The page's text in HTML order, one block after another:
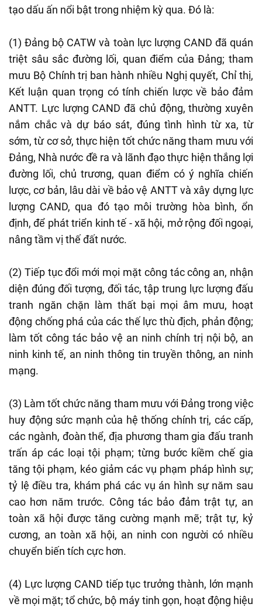
tạo dấu ấn nổi bật trong nhiệm kỳ qua. Đó là:
(1) Đảng bộ CATW và toàn lực lượng CAND đã quán
triệt sâu sắc đường lối, quan điểm của Đảng; tham
mưu Bộ Chính trị ban hành nhiều Nghị quyết, Chỉ thị,
Kết luận quan trọng có tính chiến lược về bảo đảm
ANTT. Lực lượng CAND đã chủ động, thường xuyên
nắm chắc và dự báo sát, đúng tình hình từ xa, từ
sớm, từ cơ sở, thực hiện tốt chức năng tham mưu với
Đảng, Nhà nước đề ra và lãnh đạo thực hiện thắng lợi
đường lối, chủ trương, quan điểm có ý nghĩa chiến
lược, cơ bản, lâu dài về bảo vệ ANTT và xây dựng lực
lượng CAND, qua đó tạo môi trường hòa bình, ổn
định, để phát triển kinh tế - xã hội, mở rộng đối ngoại,
nâng tầm vị thế đất nước.
(2) Tiếp tục đổi mới mọi mặt công tác công an, nhận
diện đúng đối tượng, đối tác, tập trung lực lượng đấu
tranh ngăn chặn làm thất bại mọi âm mưu, hoạt
động chống phá của các thế lực thù địch, phản động;
làm tốt công tác bảo vệ an ninh chính trị nội bộ, an
ninh kinh tế, an ninh thông tin truyền thông, an ninh
mạng.
(3) Làm tốt chức năng tham mưu với Đảng trong việc
huy động sức mạnh của hệ thống chính trị, các cấp,
các ngành, đoàn thể, địa phương tham gia đấu tranh
trấn áp các loại tội phạm; từng bước kiềm chế gia
tăng tội phạm, kéo giảm các vụ phạm pháp hình sự;
tỷ lệ điều tra, khám phá các vụ án hình sự năm sau
cao hơn năm trước. Công tác bảo đảm trật tự, an
toàn xã hội được tăng cường mạnh mẽ; trật tự, kỷ
cương, an toàn xã hội, an ninh con người có nhiều
chuyển biến tích cực hơn.
(4) Lực lượng CAND tiếp tục trưởng thành, lớn mạnh
về mọi mặt; tổ chức, bộ máy tinh gọn, hoạt động hiệu